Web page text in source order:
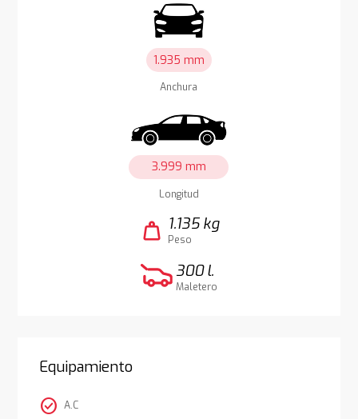
1.935 mm
Anchura
3.999 mm
Longitud
weight 1.135 kg
Peso
300 l.
Maletero
Equipamiento
check_circle A.C